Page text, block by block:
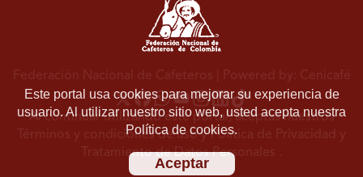
Este portal usa cookies para mejorar su experiencia de
usuario. Al utilizar nuestro sitio web, usted acepta nuestra
Política de cookies.
Aceptar
Federación Nacional de Cafeteros | Powered by: Cenicafé
Al continuar utilizando este portal, aceptas nuestros
Términos y condiciones de usoyPolítica de Privacidad y
Tratamiento de Datos Personales